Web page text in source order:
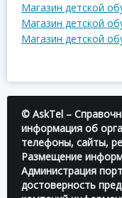
Магазин детской
Магазин детской
Магазин детской
© AskTel –
информация об
телефоны, сайты,
Размещение
Администрация
достоверность